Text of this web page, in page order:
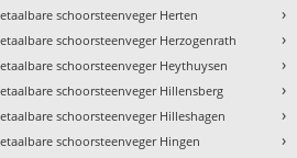
schoorsteenveger Herten
schoorsteenveger Herzogenrath
schoorsteenveger Heythuysen
schoorsteenveger Hillensberg
schoorsteenveger Hilleshagen
schoorsteenveger Hingen
›
›
›
›
›
›